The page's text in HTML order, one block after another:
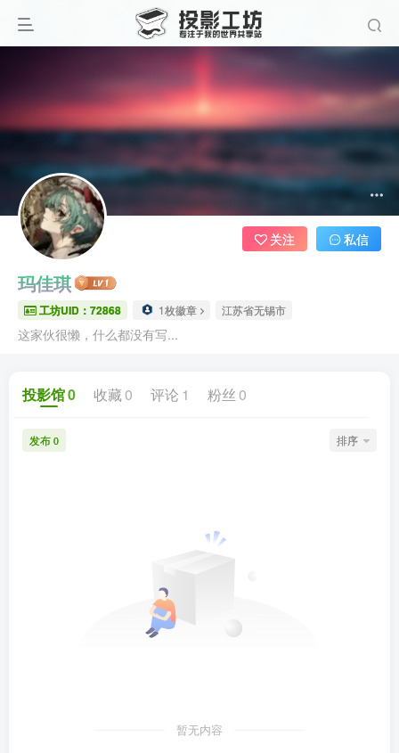
玛佳琪
工坊UID：72868 1枚徽章 江苏省无锡市
这家伙很懒，什么都没有写...
关注 私信
投影馆0 收藏 0 评论 1 粉丝 0
发布 0 排序
暂无内容